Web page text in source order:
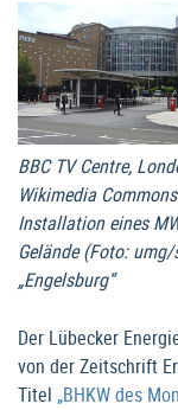
BBC TV Centre,
Wikimedia
Installation eines
Gelände (Foto:
„Engelsburg“
Der Lübecker
von der Zeitschrift
Titel „BHKW des